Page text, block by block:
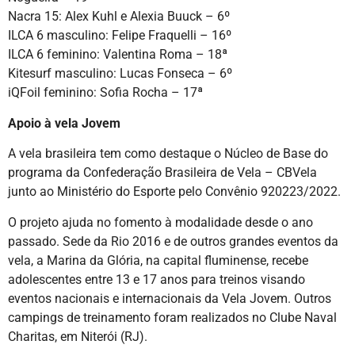
Nacra 15: Alex Kuhl e Alexia Buuck – 6º
ILCA 6 masculino: Felipe Fraquelli – 16º
ILCA 6 feminino: Valentina Roma – 18ª
Kitesurf masculino: Lucas Fonseca – 6º
iQFoil feminino: Sofia Rocha – 17ª
Apoio à vela Jovem
A vela brasileira tem como destaque o Núcleo de Base do
programa da Confederação Brasileira de Vela – CBVela
junto ao Ministério do Esporte pelo Convênio 920223/2022.
O projeto ajuda no fomento à modalidade desde o ano
passado. Sede da Rio 2016 e de outros grandes eventos da
vela, a Marina da Glória, na capital fluminense, recebe
adolescentes entre 13 e 17 anos para treinos visando
eventos nacionais e internacionais da Vela Jovem. Outros
campings de treinamento foram realizados no Clube Naval
Charitas, em Niterói (RJ).